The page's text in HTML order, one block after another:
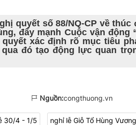
quyết số 88/NQ-CP về thúc
đẩy mạnh Cuộc vận động
quyết xác định rõ mục tiêu
đó tạo động lực quan
Nguồn:congthuong.vn
30/4 - 1/5 nghỉ lễ Giỗ Tổ Hùng Vương